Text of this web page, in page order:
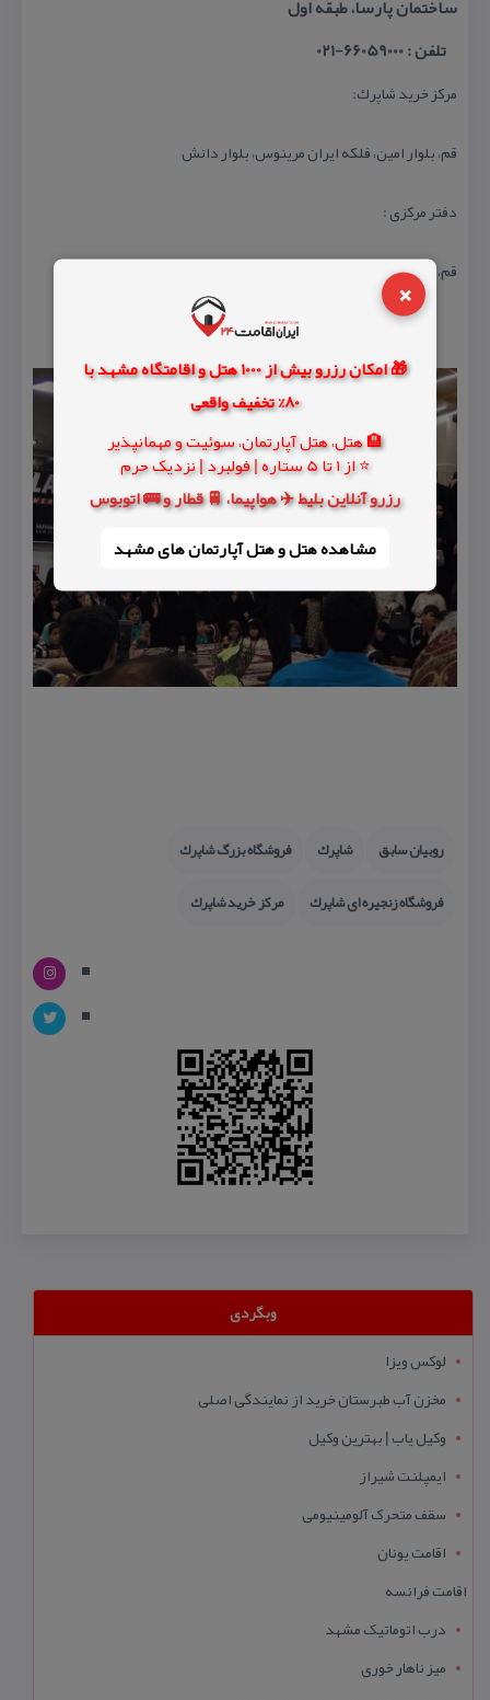
×
🎁 امکان رزرو بیش از 1000 هتل و اقامتگاه مشهد با
80% تخفیف واقعی
🏨 هتل، هتل آپارتمان، سوئیت و مهمانپذیر
⭐ از 1 تا 5 ستاره | فولبرد | نزدیک حرم
رزرو آنلاین بلیط ✈️ هواپیما، 🚆 قطار و 🚌 اتوبوس
مشاهده هتل و هتل‌ آپارتمان های مشهد
ساختمان پارسا، طبقه اول
تلفن : 66059000-021
مركز خرید شاپرك:
قم، بلوار امین، فلكه ایران مرینوس، بلوار دانش
دفتر مركزی :
قم، بلوار امین، بلوار دانش ، كوی ۱۲، ساختمان پارسا، طبقه اول
روبیان سابق شاپرك
فروشگاه بزرگ شاپرك
فروشگاه زنجیره ای شاپرك
مركز خرید شاپرك
وبگردی
لوکس ویزا
مخزن آب طبرستان خرید از نمایندگی اصلی
وکیل یاب | بهترین وکیل
ایمپلنت شیراز
سقف متحرک آلومینیومی
اقامت یونان
اقامت فرانسه
درب اتوماتیک مشهد
میز ناهار خوری